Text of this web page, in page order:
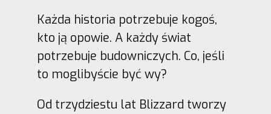
Każda historia potrzebuje kogoś,
kto ją opowie. A każdy świat
potrzebuje budowniczych. Co, jeśli
to moglibyście być wy?
Od trzydziestu lat Blizzard tworzy